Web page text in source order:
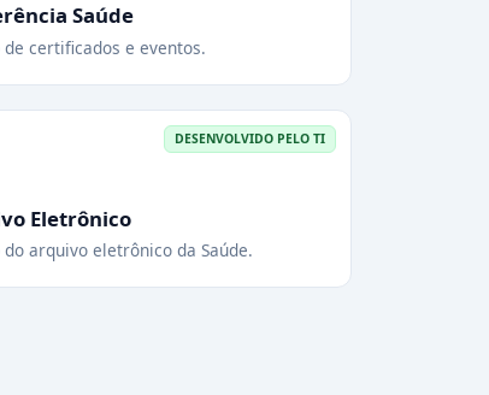
Saúde
de certificados e eventos.
DESENVOLVIDO PELO TI
Eletrônico
do arquivo eletrônico da Saúde.